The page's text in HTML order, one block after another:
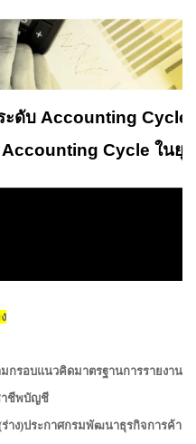
ะดับ Accounting Cycle
Accounting Cycle ในยุ
รอบแนวคิดมาตรฐานการรายงานทา
าชีพบัญชี
าง)ประกาศกรมพัฒนาธุรกิจการค้า